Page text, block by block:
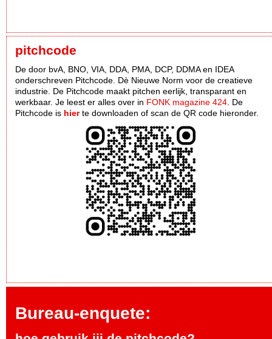
pitchcode
De door bvA, BNO, VIA, DDA, PMA, DCP, DDMA en IDEA
onderschreven Pitchcode. Dè Nieuwe Norm voor de creatieve
industrie. De Pitchcode maakt pitchen eerlijk, transparant en
werkbaar. Je leest er alles over in FONK magazine 424 . De
Pitchcode is hierte downloaden of scan de QR code hieronder.
Bureau-enquete: